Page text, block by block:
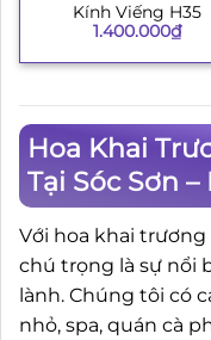
Kính Viếng H35
1.400.000₫
Hoa Khai
Tại Sóc Sơn –
Với hoa khai
chú trọng là sự nổi
lành. Chúng tôi có
nhỏ, spa, quán cà